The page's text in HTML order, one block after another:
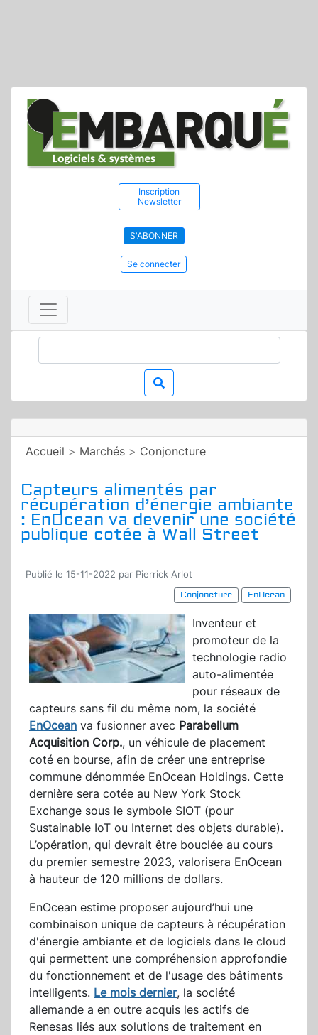
Inscription
Newsletter
S'ABONNER
Se connecter
Accueil > Marchés > Conjoncture
Capteurs alimentés par
récupération d’énergie ambiante
: EnOcean va devenir une société
publique cotée à Wall Street
Publié le 15-11-2022 par Pierrick Arlot
Conjoncture
EnOcean
Inventeur et
promoteur de la
technologie radio
auto-alimentée
pour réseaux de
capteurs sans fil du même nom, la société
EnOcean va fusionner avec Parabellum
Acquisition Corp., un véhicule de placement
coté en bourse, afin de créer une entreprise
commune dénommée EnOcean Holdings. Cette
dernière sera cotée au New York Stock
Exchange sous le symbole SIOT (pour
Sustainable IoT ou Internet des objets durable).
L’opération, qui devrait être bouclée au cours
du premier semestre 2023, valorisera EnOcean
à hauteur de 120 millions de dollars.
EnOcean estime proposer aujourd’hui une
combinaison unique de capteurs à récupération
d'énergie ambiante et de logiciels dans le cloud
qui permettent une compréhension approfondie
du fonctionnement et de l'usage des bâtiments
intelligents. Le mois dernier, la société
allemande a en outre acquis les actifs de
Renesas liés aux solutions de traitement en